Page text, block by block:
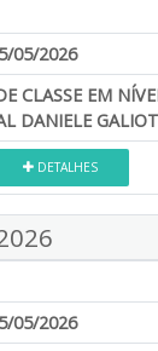
05/2026
CLASSE EM
DANIELE
DETALHES
05/2026